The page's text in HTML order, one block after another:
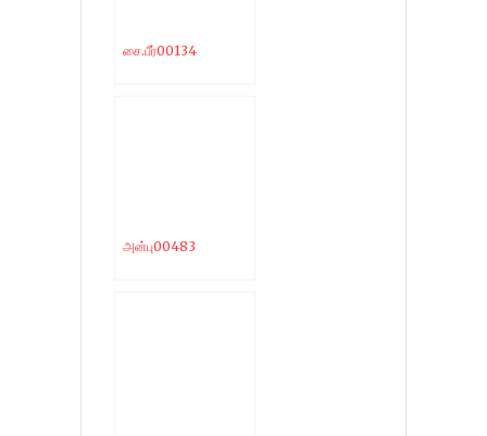
சை.பீர்00134
அன்பு00483